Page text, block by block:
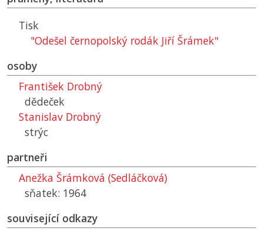
Tisk
"Odešel černopolský rodák Jiří Šrámek"
osoby
František Drobný
dědeček
Stanislav Drobný
strýc
partneři
Anežka Šrámková (Sedláčková)
sňatek: 1964
související odkazy